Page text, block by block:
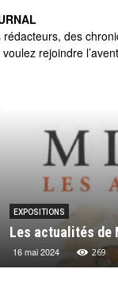
des
rejoindre
à la galerie